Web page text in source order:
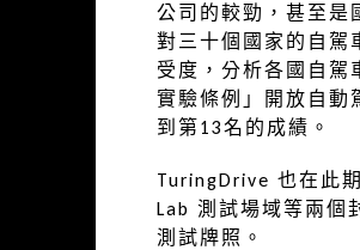
公司的較勁，甚至是
對三十個國家的自駕
受度，分析各國自駕
實驗條例」開放自動
到第13名的成績。
TuringDrive 也在此
Lab 測試場域等兩個
測試牌照。